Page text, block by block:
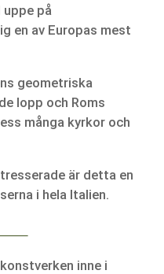
på
en av Europas mest
geometriska
lopp och Roms
många kyrkor och
är detta en
i hela Italien.
inne i